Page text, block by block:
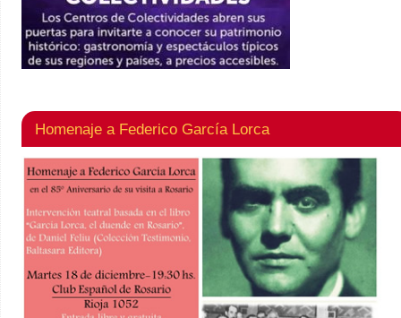
Homenaje a Federico García Lorca